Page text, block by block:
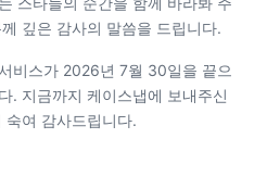
깊은 감사의 말씀을 드립니다.
비스가 2026년 7월 30일을 끝으
. 지금까지 케이스냅에 보내주신
숙여 감사드립니다.